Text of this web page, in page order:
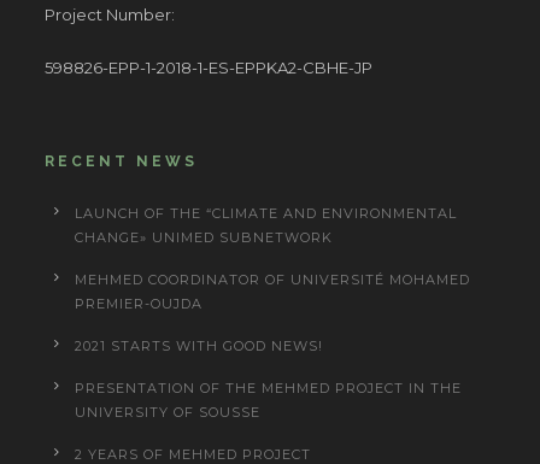
Project Number:
598826-EPP-1-2018-1-ES-EPPKA2-CBHE-JP
RECENT NEWS
LAUNCH OF THE “CLIMATE AND ENVIRONMENTAL
CHANGE» UNIMED SUBNETWORK
MEHMED COORDINATOR OF UNIVERSITÉ MOHAMED
PREMIER-OUJDA
2021 STARTS WITH GOOD NEWS!
PRESENTATION OF THE MEHMED PROJECT IN THE
UNIVERSITY OF SOUSSE
2 YEARS OF MEHMED PROJECT